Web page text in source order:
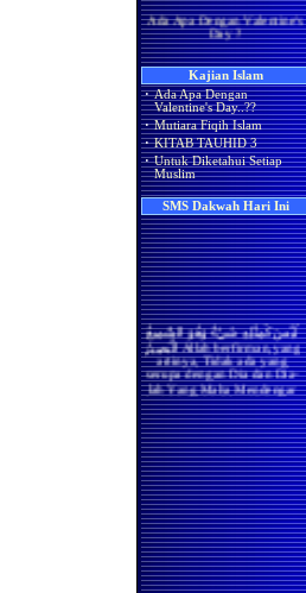
Shalatnya Kaum Wanita
yang Sedang Umrah di
Bulan Ramadhan
Apakah Shalat Seseorang di
Masjidil Haram Bisa Batal
Ketika Ia Ikut Berjama'ah
Dengan Imam atau Shalat
Sendirian Karena Ada Wanita
yang Melintas di
Hadapannya?
Bila Terdapat Pembatas
(Tabir) Antara Kaum Pria
dan Kaum Wanita, Maka
Masih Berlakukah Hadits
Rasulullah Shallallaahu
'alaihi wa sallam (sebaik-baik
shaf wanita adalah yang
paling akhir dan seburuk-
buruknya adalah yang
paling depan)
Apakah Kaum Wanita Harus
Meluruskan Shafnya Dalam
Shalat
Benarkah Shaf yang Paling
Utama Bagi Wanita Dalam
Shalat Adalah Shaf yang
Paling Belakang
Benarkah Shalat Jum'at
Sebagai Pengganti Shalat
Zhuhur
Hukum Shalat Jum'at Bagi
Wanita
Hanya Membaca Surat Al-
Ikhlas
Hukum Meninggalkan
Shalat
Ada Apa Dengan Valentine's
Day ?
Manisnya Iman
Hukum Merayakan Hari
Valentine
Adakah Amalan Khusus di
Bulan Rajab?
Asyura' Dalam Perspektif
Islam, Syi'ah & Kejawen..!!
Ada Apa Dengan Valentine’s
Day?
Kajian Islam
· Ada Apa Dengan
Valentine's Day..??
· Mutiara Fiqih Islam
· KITAB TAUHID 3
· Untuk Diketahui Setiap
Muslim
SMS Dakwah Hari Ini
لَيْسَ كَمِثْلِهِ شَيْءٌ وَهُوَ السَّمِيعُ
الْبَصِيرُ Allah berfirman,yang
artinya, Tidak ada yang
serupa dengan Dia dan Dia-
lah Yang Maha Mendengar
lagi Maha Melihat.(QS.Asy-
Syura:11)
(Index SMS Dakwah)